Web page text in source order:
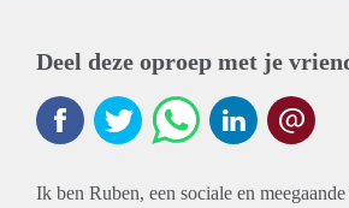
Deel deze oproep met je
Ik ben Ruben, een sociale en